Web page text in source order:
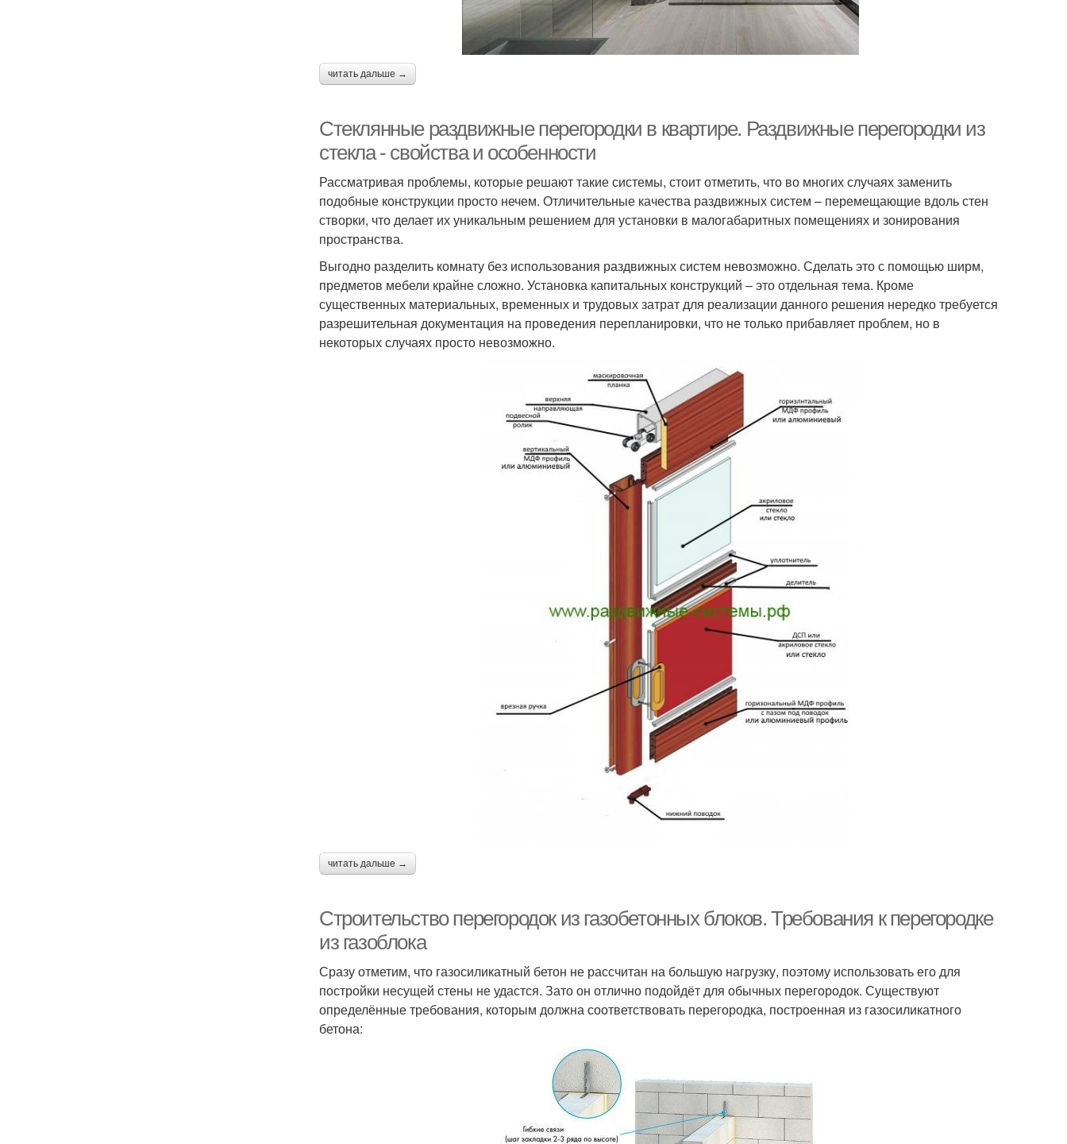
читать дальше →
Стеклянные раздвижные перегородки в квартире. Раздвижные перегородки из
стекла - свойства и особенности
Рассматривая проблемы, которые решают такие системы, стоит отметить, что во многих случаях заменить
подобные конструкции просто нечем. Отличительные качества раздвижных систем – перемещающие вдоль стен
створки, что делает их уникальным решением для установки в малогабаритных помещениях и зонирования
пространства.
Выгодно разделить комнату без использования раздвижных систем невозможно. Сделать это с помощью ширм,
предметов мебели крайне сложно. Установка капитальных конструкций – это отдельная тема. Кроме
существенных материальных, временных и трудовых затрат для реализации данного решения нередко требуется
разрешительная документация на проведения перепланировки, что не только прибавляет проблем, но в
некоторых случаях просто невозможно.
читать дальше →
Строительство перегородок из газобетонных блоков. Требования к перегородке
из газоблока
Сразу отметим, что газосиликатный бетон не рассчитан на большую нагрузку, поэтому использовать его для
постройки несущей стены не удастся. Зато он отлично подойдёт для обычных перегородок. Существуют
определённые требования, которым должна соответствовать перегородка, построенная из газосиликатного
бетона: